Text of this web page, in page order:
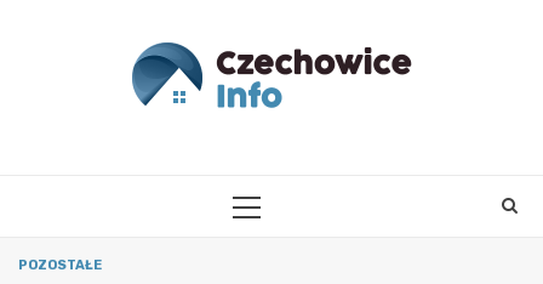
PRIMARY
POZOSTAŁE